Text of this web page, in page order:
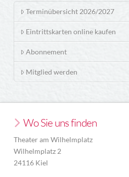
Terminübersicht 2026/2027
Eintrittskarten online kaufen
Abonnement
Mitglied werden
Wo Sie uns finden
Theater am Wilhelmplatz
Wilhelmplatz 2
24116 Kiel